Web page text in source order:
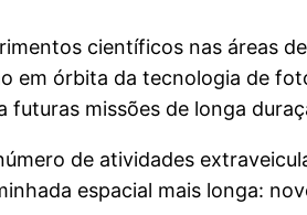
científicos nas áreas
em órbita da tecnologia de
missões de longa
de atividades
espacial mais longa: